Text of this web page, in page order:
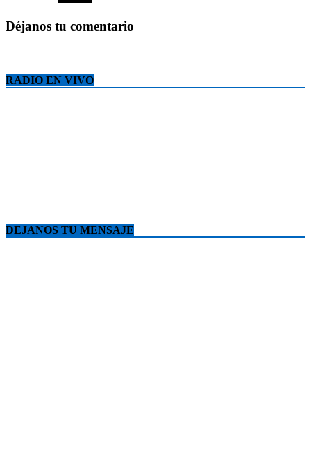
Déjanos tu comentario
RADIO EN VIVO
DEJANOS TU MENSAJE